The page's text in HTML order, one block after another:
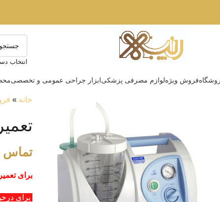
انتخاب
فروش ویژهلوازم مصرفی پزشکیابزار جراحی عمومی و تخصصی
خانه »
تماس
برای
برای درخواست